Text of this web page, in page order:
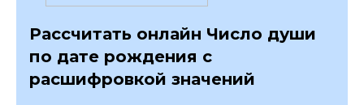
Рассчитать онлайн Число души
по дате рождения с
расшифровкой значений